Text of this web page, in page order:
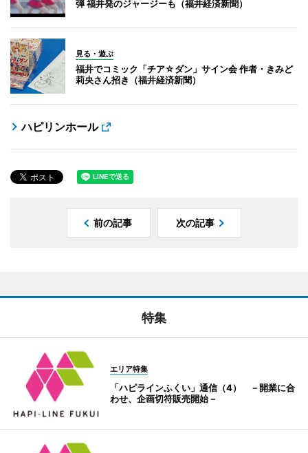
弾 福井発のジャージーも（福井経済新聞）
見る・遊ぶ
福井でコミック「チア☆ダン」サイン会 作者・きみど
莉央さん招き（福井経済新聞）
ハピリンホール
前の記事 次の記事
特集
エリア特集
「ハピラインふくい」通信（4） －開業に合
わせ、企画切符販売開始－